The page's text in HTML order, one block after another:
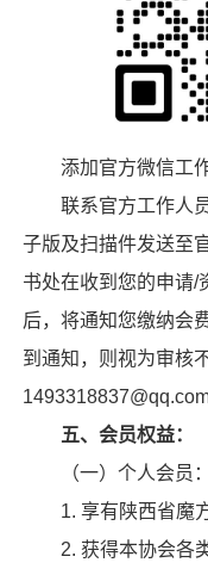
添加官方微信工
联系官方工作人
子版及扫描件发送至
书处在收到您的申请/
后，将通知您缴纳会
到通知，则视为审核
1493318837@qq.com
五、会员权益：
（一）个人会员：
1. 享有陕西省魔
2. 获得本协会各